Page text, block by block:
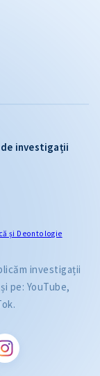
investigații
și Deontologie
investigații
pe: YouTube,